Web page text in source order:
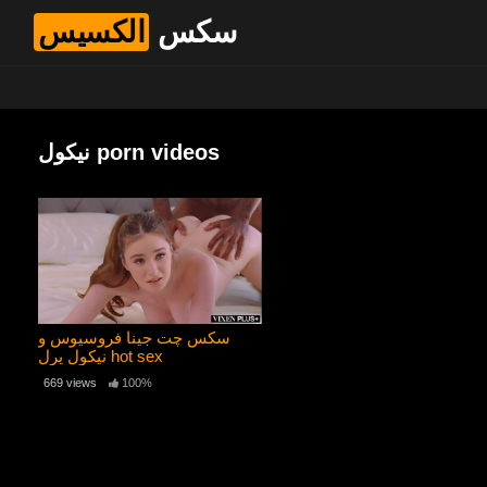
سکس الکسیس
نیکول porn videos
سکس چت جینا فروسیوس و
نیکول پرل hot sex
669 views 100%